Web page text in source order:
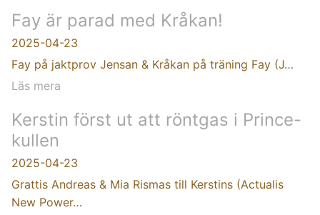
Fay är parad med Kråkan!
2025-04-23
Fay på jaktprov Jensan & Kråkan på träning Fay (J…
Läs mera
Kerstin först ut att röntgas i Prince-
kullen
2025-04-23
Grattis Andreas & Mia Rismas till Kerstins (Actualis
New Power…